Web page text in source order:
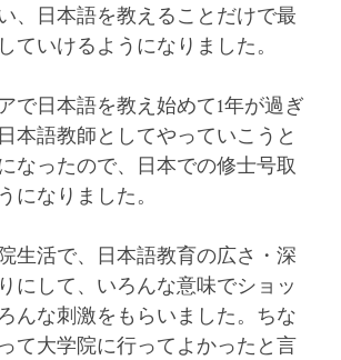
、日本語を教えることだけで最
ていけるようになりました。
で日本語を教え始めて1年が過ぎ
本語教師としてやっていこうと
なったので、日本での修士号取
になりました。
生活で、日本語教育の広さ・深
にして、いろんな意味でショッ
んな刺激をもらいました。ちな
て大学院に行ってよかったと言